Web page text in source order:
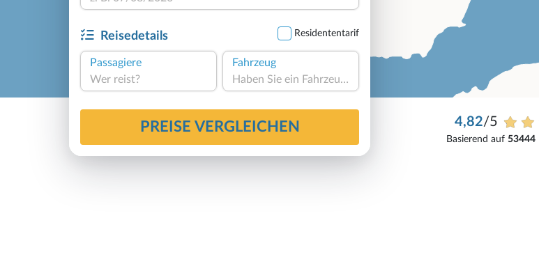
Reisedetails Residententarif
Passagiere
Wer reist?
Fahrzeug
Haben Sie ein Fahrzeug?
PREISE VERGLEICHEN 4,82/5
Basierend auf53444